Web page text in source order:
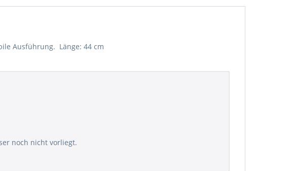
Ausführung. Länge: 44 cm
noch nicht vorliegt.